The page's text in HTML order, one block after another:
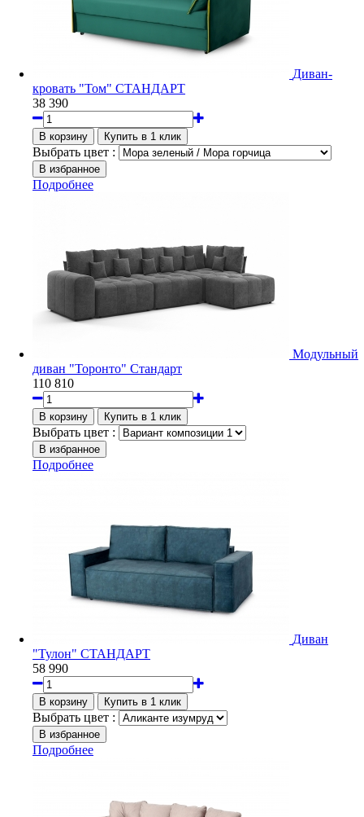
Диван-
кровать "Том" СТАНДАРТ
38 390
Выбрать цвет :
Подробнее
Модульный
диван "Торонто" Стандарт
110 810
Выбрать цвет :
Подробнее
Диван
"Тулон" СТАНДАРТ
58 990
Выбрать цвет :
Подробнее